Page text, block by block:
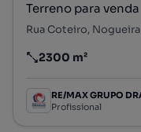
Terreno para venda
Preço por metro
2300 m²
RE/MAX GRUPO
Profissional